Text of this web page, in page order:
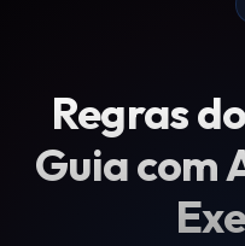
Regras
Guia com